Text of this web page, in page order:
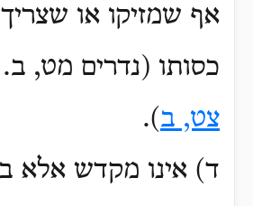
אף שמזיקו או
כסותו (נדרים מט, ב.
צט, ב).
ד) אינו מקדש אלא